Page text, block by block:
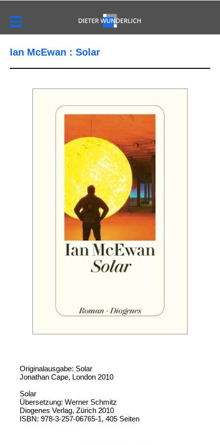
Ian McEwan : Solar
Originalausgabe: Solar
Jonathan Cape, London 2010
Solar
Übersetzung: Werner Schmitz
Diogenes Verlag, Zürich 2010
ISBN: 978-3-257-06765-1, 405 Seiten